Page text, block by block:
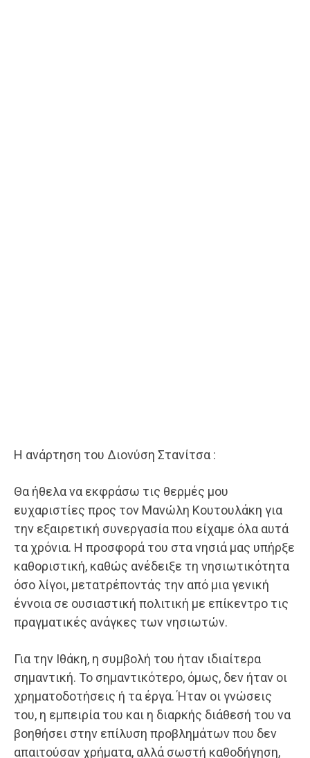
Η ανάρτηση του Διονύση Στανίτσα :
Θα ήθελα να εκφράσω τις θερμές μου
ευχαριστίες προς τον Μανώλη Κουτουλάκη για
την εξαιρετική συνεργασία που είχαμε όλα αυτά
τα χρόνια. Η προσφορά του στα νησιά μας υπήρξε
καθοριστική, καθώς ανέδειξε τη νησιωτικότητα
όσο λίγοι, μετατρέποντάς την από μια γενική
έννοια σε ουσιαστική πολιτική με επίκεντρο τις
πραγματικές ανάγκες των νησιωτών.
Για την Ιθάκη, η συμβολή του ήταν ιδιαίτερα
σημαντική. Το σημαντικότερο, όμως, δεν ήταν οι
χρηματοδοτήσεις ή τα έργα. Ήταν οι γνώσεις
του, η εμπειρία του και η διαρκής διάθεσή του να
βοηθήσει στην επίλυση προβλημάτων που δεν
απαιτούσαν χρήματα, αλλά σωστή καθοδήγηση,